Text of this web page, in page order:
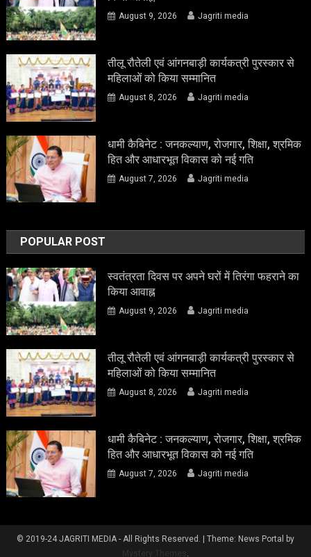
August 9, 2026 Jagriti media
तीलू रौतेली एवं आंगनबाड़ी कार्यकत्री पुरस्कार से
महिलाओं को किया सम्मानित
August 8, 2026 Jagriti media
धामी कैबिनेट : जनकल्याण, रोजगार, शिक्षा, श्रमिक
हित और आधारभूत विकास को नई गति
August 7, 2026 Jagriti media
POPULAR POST
स्वतंत्रता दिवस पर अपने घरों में तिरंगा फहराने का
किया आवाह्न
August 9, 2026 Jagriti media
तीलू रौतेली एवं आंगनबाड़ी कार्यकत्री पुरस्कार से
महिलाओं को किया सम्मानित
August 8, 2026 Jagriti media
धामी कैबिनेट : जनकल्याण, रोजगार, शिक्षा, श्रमिक
हित और आधारभूत विकास को नई गति
August 7, 2026 Jagriti media
© 2019-24 JAGRITI MEDIA - All Rights Reserved.
Theme: News Portal by
Mystery Themes.